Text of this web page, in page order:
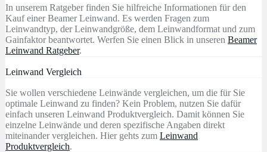
In unserem Ratgeber finden Sie hilfreiche Informationen für den
Kauf einer Beamer Leinwand. Es werden Fragen zum
Leinwandtyp, der Leinwandgröße, dem Leinwandformat und zum
Gainfaktor beantwortet. Werfen Sie einen Blick in unseren Beamer
Leinwand Ratgeber.
Leinwand Vergleich
Sie wollen verschiedene Leinwände vergleichen, um die für Sie
optimale Leinwand zu finden? Kein Problem, nutzen Sie dafür
einfach unseren Leinwand Produktvergleich. Damit können Sie
einzelne Leinwände und deren spezifische Angaben direkt
miteinander vergleichen. Hier gehts zum Leinwand
Produktvergleich.